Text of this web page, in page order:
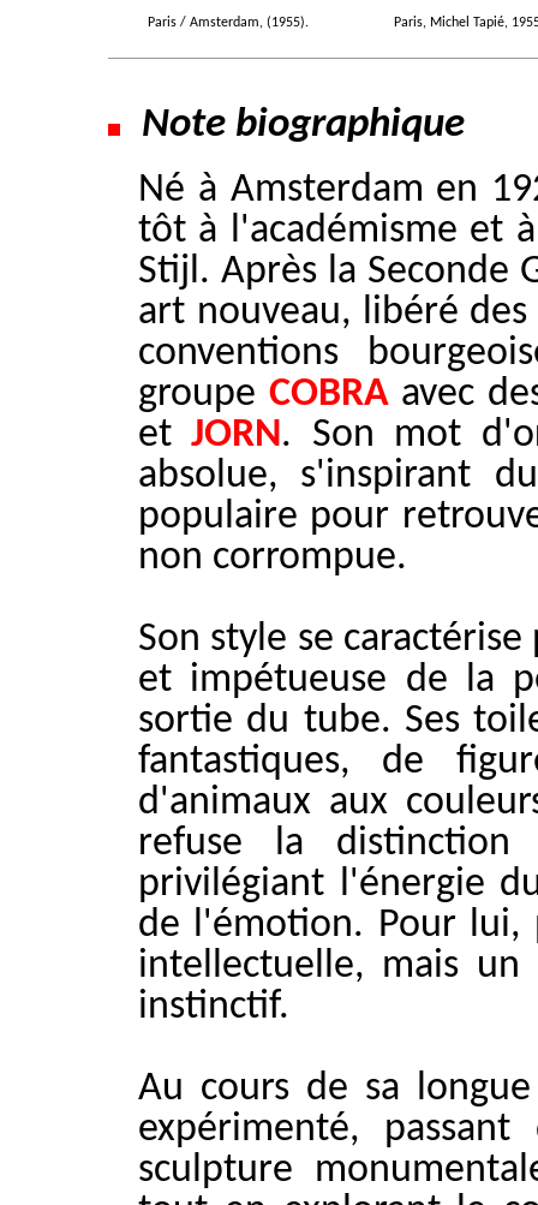
Paris / Amsterdam, (1955). Paris, Michel Tapié,
Note biographique
Né à Amsterdam en
tôt à l'académisme et
Stijl. Après la Seconde
art nouveau, libéré
conventions
groupe COBRAavec
etJORN. Son mot
absolue, s'inspirant
populaire pour
non corrompue.
Son style se
et impétueuse de la
sortie du tube. Ses
fantastiques, de
d'animaux aux
refuse la
privilégiant l'énergie
de l'émotion. Pour lui,
intellectuelle, mais
instinctif.
Au cours de sa
expérimenté,
sculpture